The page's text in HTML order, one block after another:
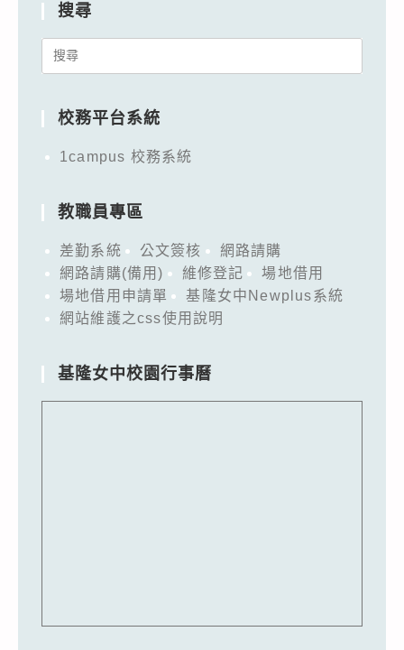
搜尋
Search
校務平台系統
1campus 校務系統
教職員專區
差勤系統 公文簽核
網路請購
網路請購(備用)
維修登記
場地借用
場地借用申請單
基隆女中Newplus系統
網站維護之css使用說明
基隆女中校園行事曆